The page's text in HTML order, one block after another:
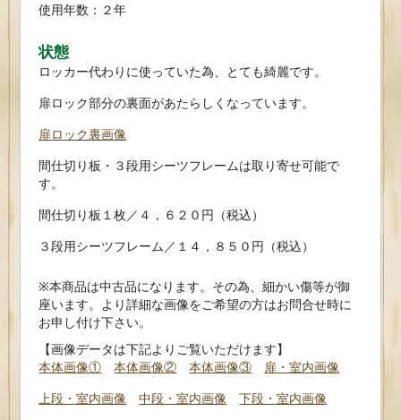
使用年数：２年
状態
ロッカー代わりに使っていた為、とても綺麗です。
扉ロック部分の裏面があたらしくなっています。
扉ロック裏画像
間仕切り板・３段用シーツフレームは取り寄せ可能で
す。
間仕切り板１枚／４，６２０円（税込）
３段用シーツフレーム／１４，８５０円（税込）
※本商品は中古品になります。その為、細かい傷等が御
座います。より詳細な画像をご希望の方はお問合せ時に
お申し付け下さい。
【画像データは下記よりご覧いただけます】
本体画像①
本体画像② 本体画像③
扉・室内画像
上段・室内画像
中段・室内画像 下段・室内画像